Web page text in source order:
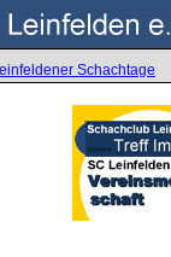
Schachtage